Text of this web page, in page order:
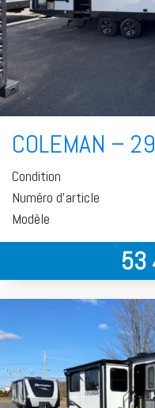
COLEMAN –
Condition
Numéro d'article
Modèle
53